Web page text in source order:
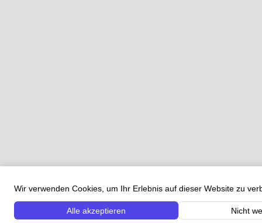
Wir verwenden Cookies, um Ihr Erlebnis auf dieser Website zu
Alle akzeptieren Nicht